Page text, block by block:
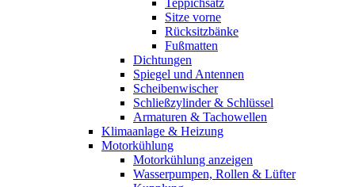
Sitze vorne
Rücksitzbänke
Fußmatten
Dichtungen
Spiegel und Antennen
Scheibenwischer
Schließzylinder & Schlüssel
Armaturen & Tachowellen
Klimaanlage & Heizung
Motorkühlung
Motorkühlung anzeigen
Wasserpumpen, Rollen & Lüfter